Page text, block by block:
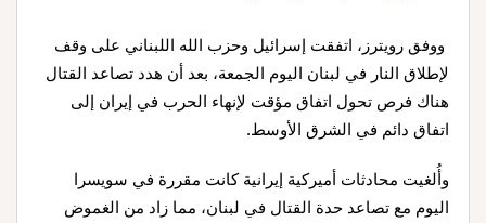
ووفق رويترز، اتفقت إسرائيل وحزب الله اللبناني على وقف
لإطلاق النار في لبنان اليوم الجمعة، بعد أن هدد تصاعد القتال
هناك فرص تحول اتفاق مؤقت لإنهاء الحرب في إيران إلى
اتفاق دائم في الشرق الأوسط.
وأُلغيت محادثات أميركية إيرانية كانت مقررة في سويسرا
اليوم مع تصاعد حدة القتال في لبنان، مما زاد من الغموض